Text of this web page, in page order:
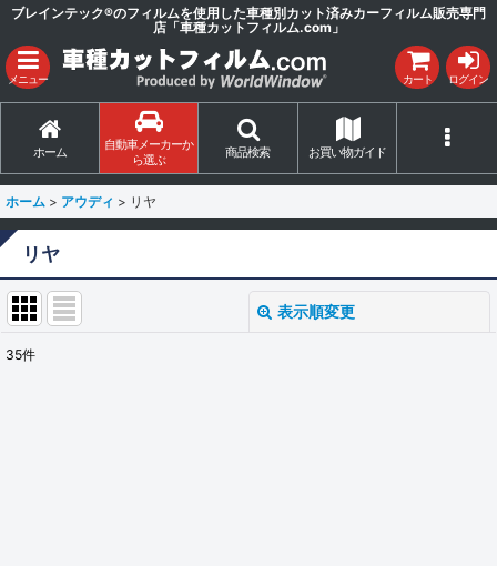
ブレインテック®のフィルムを使用した車種別カット済みカーフィルム販売専門
店「車種カットフィルム.com」
メニュー カート ログイン
ホーム
自動車メーカーか
ら選ぶ
商品検索 お買い物ガイド
ホーム > アウディ > リヤ
リヤ
表示順変更
35件